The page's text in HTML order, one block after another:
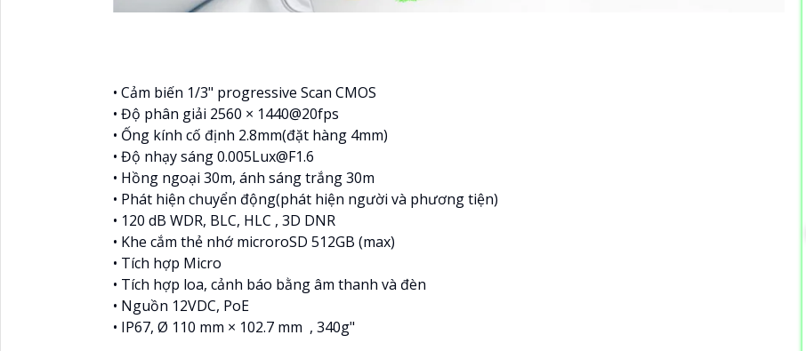
• Cảm biến 1/3" progressive Scan CMOS
• Độ phân giải 2560 × 1440@20fps
• Ống kính cố định 2.8mm(đặt hàng 4mm)
• Độ nhạy sáng 0.005Lux@F1.6
• Hồng ngoại 30m, ánh sáng trắng 30m
• Phát hiện chuyển động(phát hiện người và phương tiện)
• 120 dB WDR, BLC, HLC , 3D DNR
• Khe cắm thẻ nhớ microroSD 512GB (max)
• Tích hợp Micro
• Tích hợp loa, cảnh báo bằng âm thanh và đèn
• Nguồn 12VDC, PoE
• IP67, Ø 110 mm × 102.7 mm , 340g"